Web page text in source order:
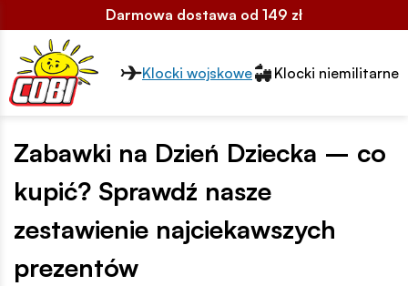
Darmowa dostawa od 149 zł
Przełącznik segmentów2
Klocki wojskowe Klocki niemilitarne
Zabawki na Dzień Dziecka – co
kupić? Sprawdź nasze
zestawienie najciekawszych
prezentów